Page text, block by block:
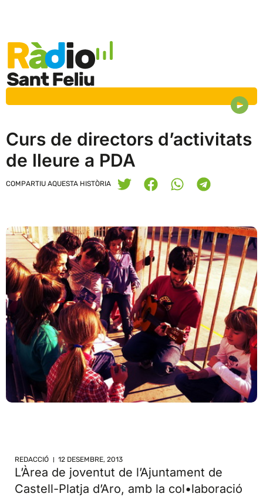
Curs de directors d’activitats
de lleure a PDA
COMPARTIU AQUESTA HISTÒRIA
REDACCIÓ 12 DESEMBRE, 2013
L’Àrea de joventut de l’Ajuntament de
Castell-Platja d’Aro, amb la col•laboració